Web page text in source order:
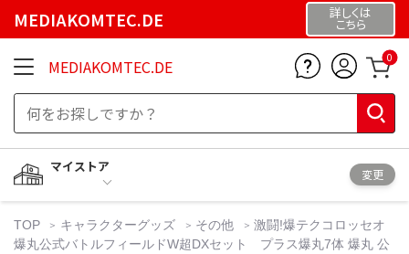
MEDIAKOMTEC.DE 詳しくは
こちら
MEDIAKOMTEC.DE 0
マイストア
変更
TOP キャラクターグッズ その他
激闘!爆テクコロッセオ
爆丸公式バトルフィールドW超DXセット プラス爆丸7体 爆丸 公